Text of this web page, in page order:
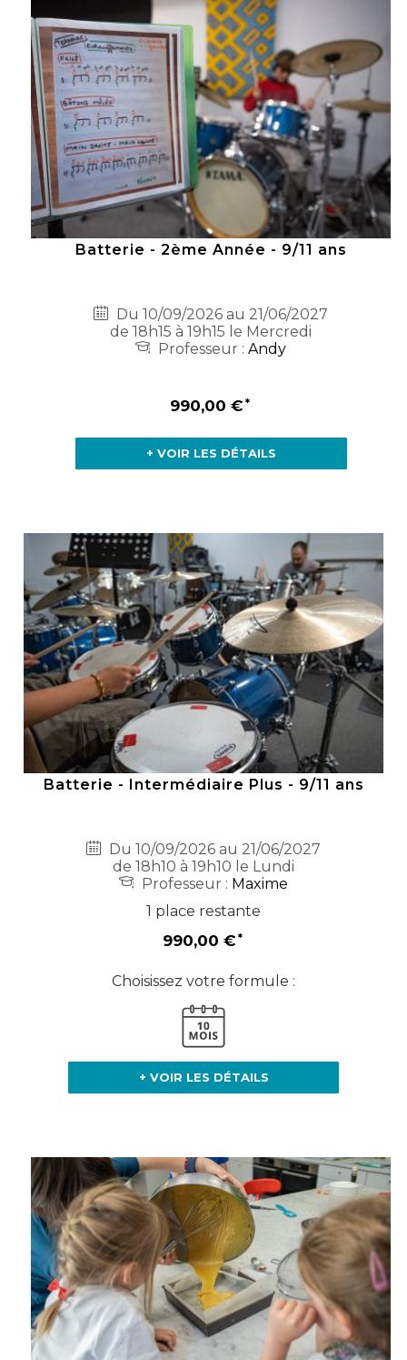
Batterie - 2ème Année - 9/11 ans
Du 10/09/2026 au 21/06/2027
de 18h15 à 19h15 le Mercredi
Professeur :Andy
990,00 €
+ VOIR LES DÉTAILS
Batterie - Intermédiaire Plus - 9/11 ans
Du 10/09/2026 au 21/06/2027
de 18h10 à 19h10 le Lundi
Professeur : Maxime
1 place restante
990,00 €
Choisissez votre formule :
+ VOIR LES DÉTAILS